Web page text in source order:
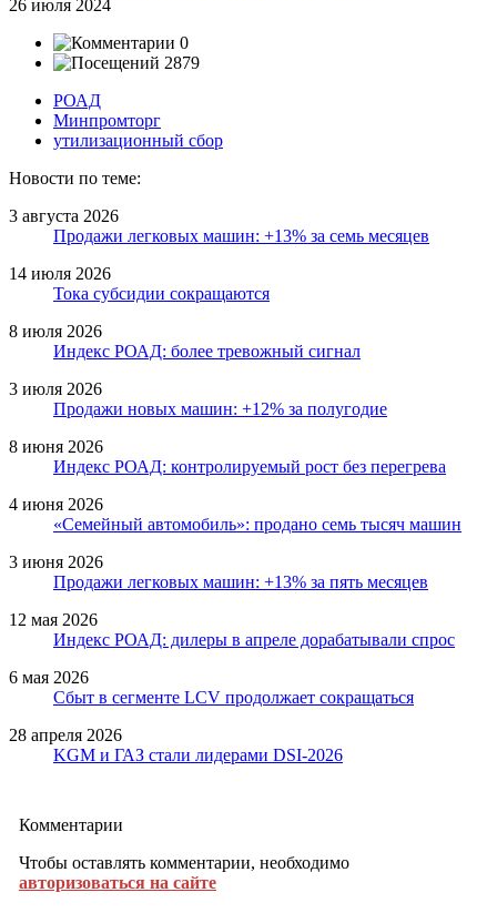
26 июля 2024
0
2879
РОАД
Минпромторг
утилизационный сбор
Новости по теме:
3 августа 2026
Продажи легковых машин: +13% за семь месяцев
14 июля 2026
Тока субсидии сокращаются
8 июля 2026
Индекс РОАД: более тревожный сигнал
3 июля 2026
Продажи новых машин: +12% за полугодие
8 июня 2026
Индекс РОАД: контролируемый рост без перегрева
4 июня 2026
«Семейный автомобиль»: продано семь тысяч машин
3 июня 2026
Продажи легковых машин: +13% за пять месяцев
12 мая 2026
Индекс РОАД: дилеры в апреле дорабатывали спрос
6 мая 2026
Сбыт в сегменте LCV продолжает сокращаться
28 апреля 2026
KGM и ГАЗ стали лидерами DSI-2026
Комментарии
Чтобы оставлять комментарии, необходимо
авторизоваться на сайте